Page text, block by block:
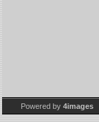
Powered by 4images